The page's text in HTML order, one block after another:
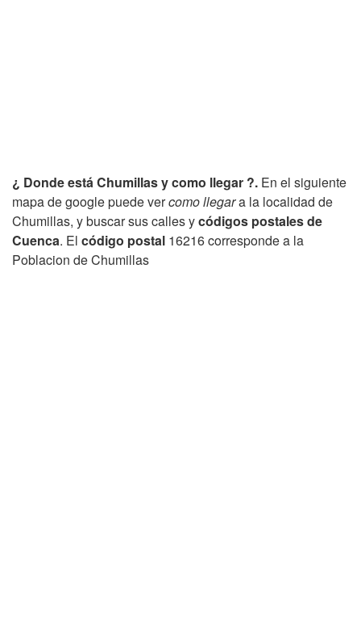
¿ Donde está Chumillas y como llegar ?. En el siguiente
mapa de google puede vercomo llegara la localidad de
Chumillas, y buscar sus calles ycódigos postales de
Cuenca. El código postal 16216 corresponde a la
Poblacion de Chumillas